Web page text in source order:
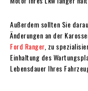
Außerdem sollten Sie
Änderungen an der
Ford Ranger, zu
Einhaltung des
Lebensdauer Ihres